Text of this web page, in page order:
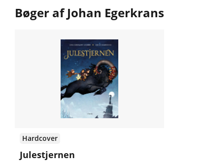
Bøger af Johan Egerkrans
Hardcover
Julestjernen